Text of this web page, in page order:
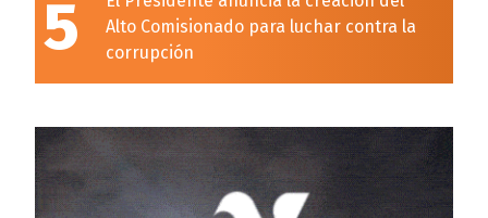
5
Alto Comisionado para luchar contra la
corrupción